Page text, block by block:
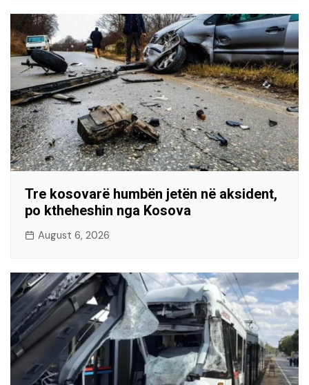
Tre kosovarë humbën jetën në aksident,
po ktheheshin nga Kosova
August 6, 2026